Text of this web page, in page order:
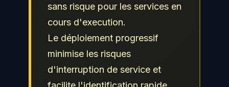
sans risque pour les services en
cours d'execution.
Le déploiement progressif
minimise les risques
d'interruption de service et